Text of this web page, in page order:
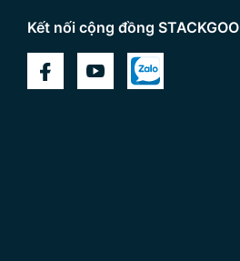
Kết nối cộng đồng STACKGOO